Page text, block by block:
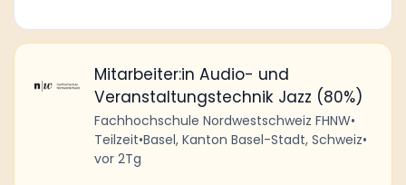
Mitarbeiter:in Audio- und
Veranstaltungstechnik Jazz (80%)
Fachhochschule Nordwestschweiz FHNW•
Teilzeit•Basel, Kanton Basel-Stadt, Schweiz•
vor 2Tg